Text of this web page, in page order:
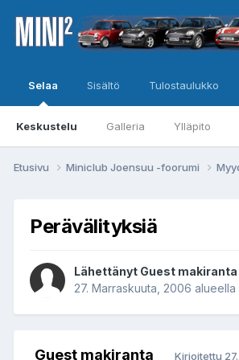
Selaa
Keskustelu Galleria Ylläpito
Sisältö Tulostaulukko
Etusivu Miniclub Joensuu -foorumi
Perävälityksiä
Lähettänyt Guest makiranta
27. Marraskuuta, 2006 alueella
Guest makiranta
Kirjoitettu